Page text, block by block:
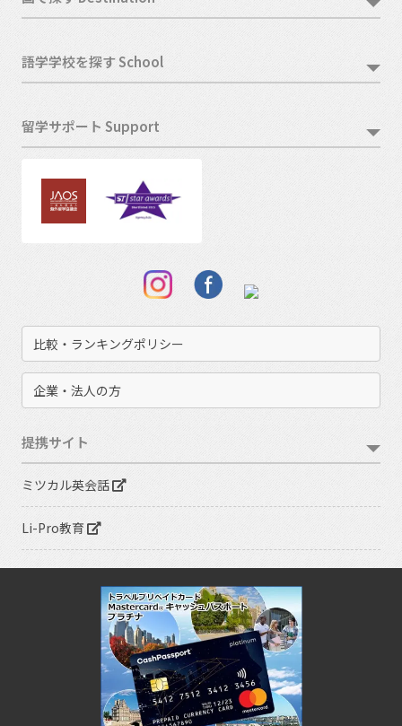
語学学校を探す School
留学サポート Support
比較・ランキングポリシー
企業・法人の方
提携サイト
ミツカル英会話
Li-Pro教育